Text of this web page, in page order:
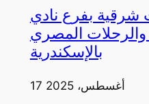
بفرع نادي
والرحلات المصري
بالإسكندرية
17 أغسطس، 2025